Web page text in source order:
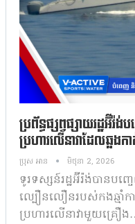
ប្រព័ន្ធផ្សព្វផ្សាយរដ្ឋអ៊ីរ៉
ប្រហារលើនាវាដែលឆ្ល
ប្រុស អាន មិថុនា 2, 2026
ទូរទស្សន៍រដ្ឋអ៊ីរ៉ង់បានបញ្
ល្បឿនលឿនរបស់កងឆ្មាំកា
ប្រហារលើនាវាមួយគ្រឿ